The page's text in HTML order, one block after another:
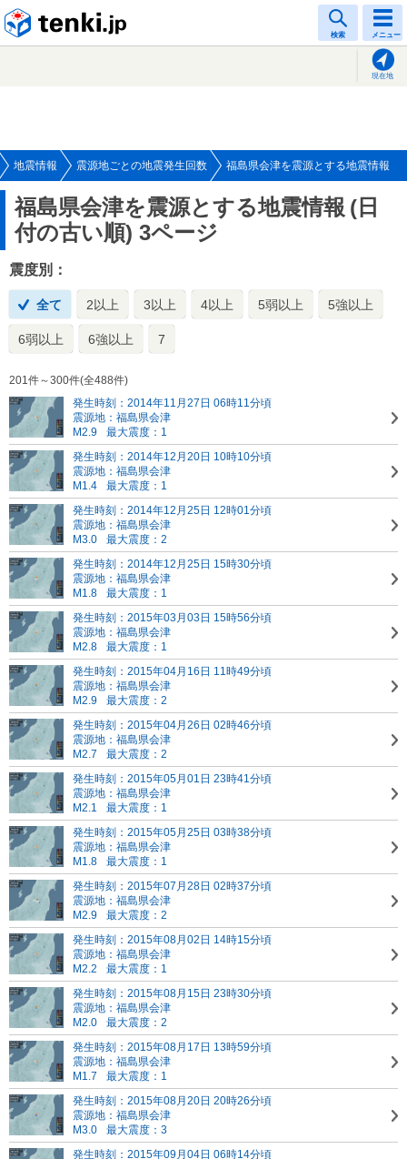
検索 メニュー
現在地
地震情報 震源地ごとの地震発生回数 福島県会津を震源とする地震情報
福島県会津を震源とする地震情報 (日
付の古い順) 3ページ
震度別：
全て 2以上 3以上 4以上 5弱以上 5強以上
6弱以上 6強以上 7
201件～300件(全488件)
発生時刻：2014年11月27日 06時11分頃
震源地：福島県会津
M2.9
最大震度：1
発生時刻：2014年12月20日 10時10分頃
震源地：福島県会津
M1.4
最大震度：1
発生時刻：2014年12月25日 12時01分頃
震源地：福島県会津
M3.0
最大震度：2
発生時刻：2014年12月25日 15時30分頃
震源地：福島県会津
M1.8
最大震度：1
発生時刻：2015年03月03日 15時56分頃
震源地：福島県会津
M2.8
最大震度：1
発生時刻：2015年04月16日 11時49分頃
震源地：福島県会津
M2.9
最大震度：2
発生時刻：2015年04月26日 02時46分頃
震源地：福島県会津
M2.7
最大震度：2
発生時刻：2015年05月01日 23時41分頃
震源地：福島県会津
M2.1
最大震度：1
発生時刻：2015年05月25日 03時38分頃
震源地：福島県会津
M1.8
最大震度：1
発生時刻：2015年07月28日 02時37分頃
震源地：福島県会津
M2.9
最大震度：2
発生時刻：2015年08月02日 14時15分頃
震源地：福島県会津
M2.2
最大震度：1
発生時刻：2015年08月15日 23時30分頃
震源地：福島県会津
M2.0
最大震度：2
発生時刻：2015年08月17日 13時59分頃
震源地：福島県会津
M1.7
最大震度：1
発生時刻：2015年08月20日 20時26分頃
震源地：福島県会津
M3.0
最大震度：3
発生時刻：2015年09月04日 06時14分頃